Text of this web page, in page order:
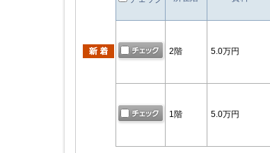
2階 5.0万円
1階 5.0万円